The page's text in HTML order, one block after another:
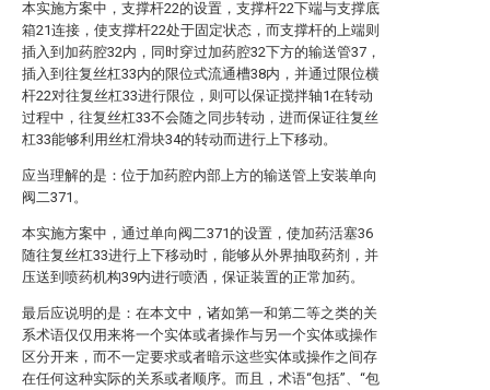
本实施方案中，支撑杆22的设置，支撑杆22下端与支撑底
箱21连接，使支撑杆22处于固定状态，而支撑杆的上端则
插入到加药腔32内，同时穿过加药腔32下方的输送管37，
插入到往复丝杠33内的限位式流通槽38内，并通过限位横
杆22对往复丝杠33进行限位，则可以保证搅拌轴1在转动
过程中，往复丝杠33不会随之同步转动，进而保证往复丝
杠33能够利用丝杠滑块34的转动而进行上下移动。
应当理解的是：位于加药腔内部上方的输送管上安装单向
阀二371。
本实施方案中，通过单向阀二371的设置，使加药活塞36
随往复丝杠33进行上下移动时，能够从外界抽取药剂，并
压送到喷药机构39内进行喷洒，保证装置的正常加药。
最后应说明的是：在本文中，诸如第一和第二等之类的关
系术语仅仅用来将一个实体或者操作与另一个实体或操作
区分开来，而不一定要求或者暗示这些实体或操作之间存
在任何这种实际的关系或者顺序。而且，术语“包括”、“包